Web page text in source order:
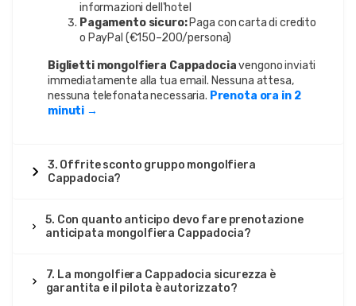
informazioni dell'hotel
Pagamento sicuro:Paga con carta di credito
o PayPal (€150–200/persona)
Biglietti mongolfiera Cappadociavengono inviati
immediatamente alla tua email. Nessuna attesa,
nessuna telefonata necessaria. Prenota ora in 2
minuti →
3. Offrite sconto gruppo mongolfiera
Cappadocia?
5. Con quanto anticipo devo fare prenotazione
anticipata mongolfiera Cappadocia?
7. La mongolfiera Cappadocia sicurezza è
garantita e il pilota è autorizzato?